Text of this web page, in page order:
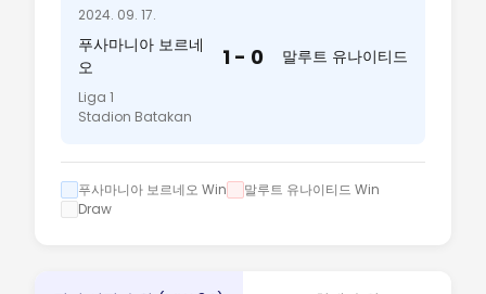
2024. 09. 17.
푸사마니아 보르네
오
1 - 0 말루트 유나이티드
Liga 1
Stadion Batakan
푸사마니아 보르네오 Win
말루트 유나이티드 Win
Draw